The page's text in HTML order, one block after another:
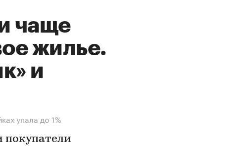
чаще
жилье.
и
упала до 1%
покупатели